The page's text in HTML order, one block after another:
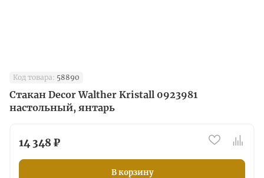
Код товара: 58890
Стакан Decor Walther Kristall 0923981
настольный, янтарь
14 348 ₽
В корзину